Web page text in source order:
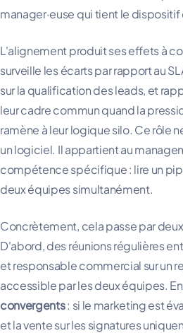
manager·euse qui tient le dispositif
L'alignement produit ses effets à
surveille les écarts par rapport au
sur la qualification des leads, et
leur cadre commun quand la
ramène à leur logique silo. Ce rôle
un logiciel. Il appartient au
compétence spécifique : lire un
deux équipes simultanément.
Concrètement, cela passe par
D'abord, des réunions régulières
et responsable commercial sur un
accessible par les deux équipes.
convergents: si le marketing est
et la vente sur les signatures